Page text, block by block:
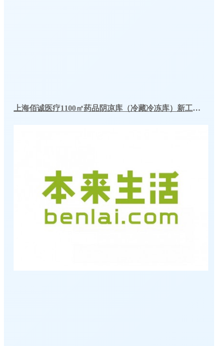
上海佰诚医疗1100㎡药品阴凉库（冷藏冷冻库）新工程案例